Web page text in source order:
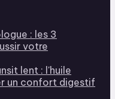
: les 3
votre
lent : l'huile
un confort digestif